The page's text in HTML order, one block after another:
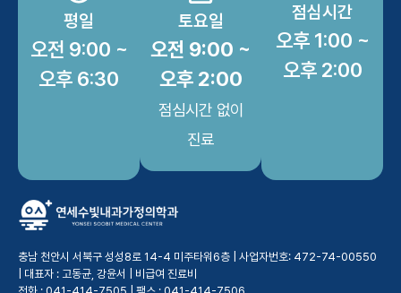
평일
오전 9:00 ~
오후 6:30
토요일
오전 9:00 ~
오후 2:00
점심시간 없이
진료
점심시간
오후 1:00 ~
오후 2:00
충남 천안시 서북구 성성8로 14-4 미주타워6층 | 사업자번호: 472-74-00550
| 대표자 : 고동균, 강윤서 | 비급여 진료비